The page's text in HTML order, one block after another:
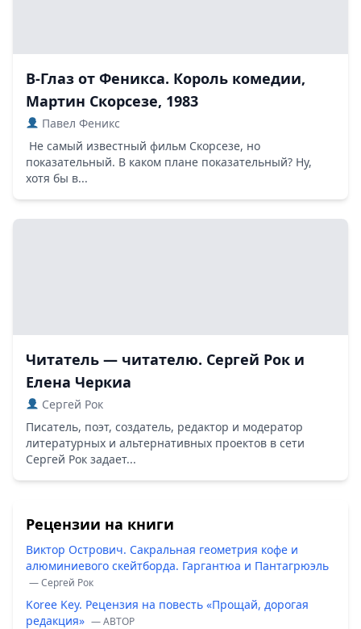
В-Глаз от Феникса. Король комедии,
Мартин Скорсезе, 1983
Павел Феникс
Не самый известный фильм Скорсезе, но
показательный. В каком плане показательный? Ну,
хотя бы в...
Читатель — читателю. Сергей Рок и
Елена Черкиа
Сергей Рок
Писатель, поэт, создатель, редактор и модератор
литературных и альтернативных проектов в сети
Сергей Рок задает...
Рецензии на книги
Виктор Острович. Сакральная геометрия кофе и
алюминиевого скейтборда. Гаргантюа и Пантагрюэль
— Сергей Рок
Koree Key. Рецензия на повесть «Прощай, дорогая
редакция» — ABTOP